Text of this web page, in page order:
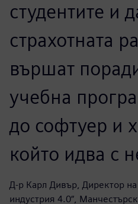
на сътрудничеството между
индустрията, движейки
готова за бъдещето работна
Наистина ми
студентите и